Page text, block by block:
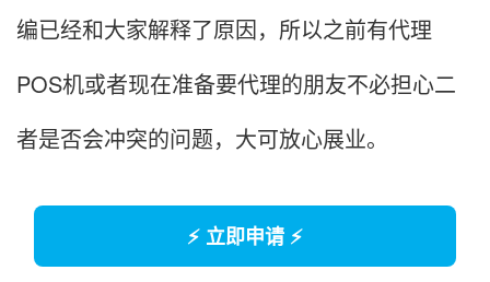
编已经和大家解释了原因，所以之前有代理
POS机或者现在准备要代理的朋友不必担心二
者是否会冲突的问题，大可放心展业。
⚡ 立即申请 ⚡